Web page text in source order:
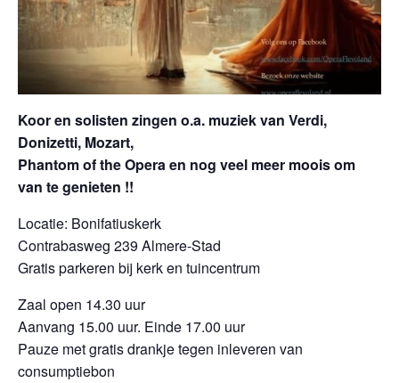
Koor en solisten zingen o.a. muziek van Verdi,
Donizetti, Mozart,
Phantom of the Opera en nog veel meer moois om
van te genieten !!
Locatie: Bonifatiuskerk
Contrabasweg 239 Almere-Stad
Gratis parkeren bij kerk en tuincentrum
Zaal open 14.30 uur
Aanvang 15.00 uur. Einde 17.00 uur
Pauze met gratis drankje tegen inleveren van
consumptiebon